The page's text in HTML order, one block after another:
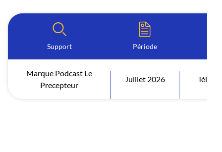
Support Période
Marque Podcast Le
Precepteur
Juillet 2026